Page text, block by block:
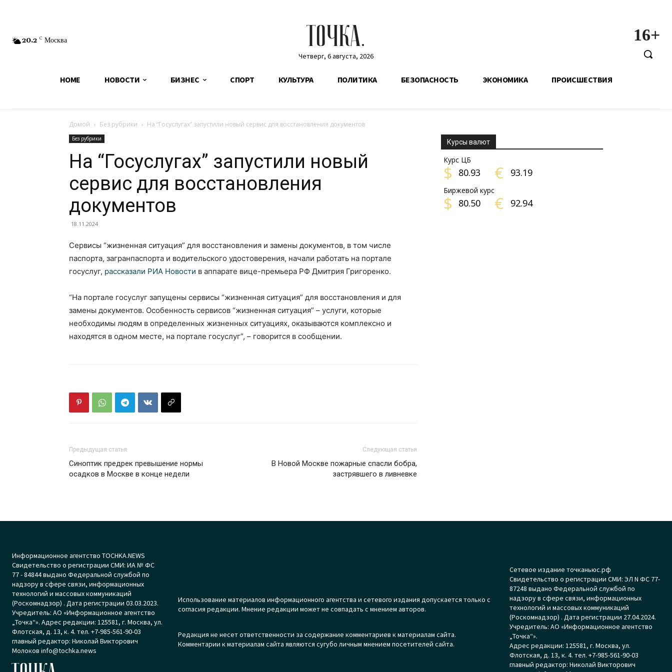
20.2 C Москва ТОЧКА.
Четверг, 6 августа, 2026
16+
HOME НОВОСТИ БИЗНЕС СПОРТ КУЛЬТУРА ПОЛИТИКА БЕЗОПАСНОСТЬ ЭКОНОМИКА ПРОИСШЕСТВИЯ
Домой Без рубрики На “Госуслугах” запустили новый сервис для восстановления документов
Без рубрики
На “Госуслугах” запустили новый
сервис для восстановления
документов
18.11.2024
Сервисы “жизненная ситуация” для восстановления и замены документов, в том числе
паспорта, загранпаспорта и водительского удостоверения, начали работать на портале
госуслуг, рассказали РИА Новости в аппарате вице-премьера РФ Дмитрия Григоренко.
“На портале госуслуг запущены сервисы “жизненная ситуация” для восстановления и для
замены документов. Особенность сервисов “жизненная ситуация” – услуги, которые
необходимы людям в определенных жизненных ситуациях, оказываются комплексно и
находятся в одном месте, на портале госуслуг”, – говорится в сообщении.
Предыдущая статья
Синоптик предрек превышение нормы
осадков в Москве в конце недели
Следующая статья
В Новой Москве пожарные спасли бобра,
застрявшего в ливневке
Курсы валют
Курс ЦБ
$ 80.93 € 93.19
Биржевой курс
$ 80.50 € 92.94
Информационное агентство TOCHKA.NEWS
Свидетельство о регистрации СМИ: ИА № ФС
77 - 84844 выдано Федеральной службой по
надзору в сфере связи, информационных
технологий и массовых коммуникаций
(Роскомнадзор) . Дата регистрации 03.03.2023.
Учредитель: АО «Информационное агентство
„Точка“». Адрес редакции: 125581, г. Москва, ул.
Флотская, д. 13, к. 4. тел. +7-985-561-90-03
главный редактор: Николай Викторович
Молоков info@tochka.news
Использование материалов информационного агентства и сетевого издания допускается только с
согласия редакции. Мнение редакции может не совпадать с мнением авторов.
Редакция не несет ответственности за содержание комментариев к материалам сайта.
Комментарии к материалам сайта являются сугубо личным мнением посетителей сайта.
Сетевое издание точканьюс.рф
Свидетельство о регистрации СМИ: ЭЛ N ФС 77-
87248 выдано Федеральной службой по
надзору в сфере связи, информационных
технологий и массовых коммуникаций
(Роскомнадзор) . Дата регистрации 27.04.2024.
Учредитель: АО «Информационное агентство
„Точка“».
Адрес редакции: 125581, г. Москва, ул.
Флотская, д. 13, к. 4. тел. +7-985-561-90-03
главный редактор: Николай Викторович